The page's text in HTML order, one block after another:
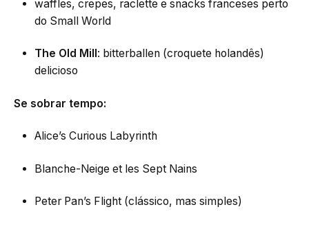
waffles, crepes, raclette e snacks franceses perto
do Small World
The Old Mill : bitterballen (croquete holandês)
delicioso
Se sobrar tempo:
Alice’s Curious Labyrinth
Blanche-Neige et les Sept Nains
Peter Pan’s Flight (clássico, mas simples)